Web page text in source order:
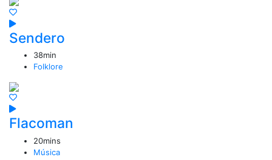
Sendero
38min
Folklore
Flacoman
20mins
Música